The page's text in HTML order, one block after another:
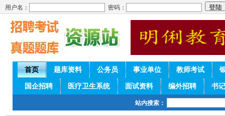
用户名： 密码：
首页 题库资料 公务员 事业单位 教师考试
国企招聘 医疗卫生系统 面试资料 编外招聘 书
站内搜索：